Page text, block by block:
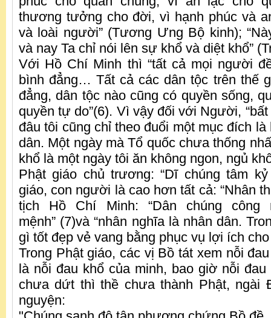
thương tưởng cho đời, vì hạnh phúc và
và loài người” (Tương Ưng Bộ kinh);
và nay Ta chỉ nói lên sự khổ và diệt khổ”
Với Hồ Chí Minh thì “tất cả mọi người
bình đẳng… Tất cả các dân tộc trên thế
đẳng, dân tộc nào cũng có quyền sống,
quyền tự do”(6). Vì vậy đối với Người,
đâu tôi cũng chỉ theo đuổi một mục đích
dân. Một ngày mà Tổ quốc chưa thống
khổ là một ngày tôi ăn không ngon, ngủ
Phật giáo chủ trương: “Dĩ chúng tâm
giáo, con người là cao hơn tất cả: “Nhân
tịch Hồ Chí Minh: “Dân chúng công
mệnh” (7)và “nhân nghĩa là nhân dân.
gì tốt đẹp vẻ vang bằng phục vụ lợi ích cho
Trong Phật giáo, các vị Bồ tát xem nỗi
là nỗi đau khổ của minh, bao giờ nỗi
chưa dứt thì thề chưa thành Phật, ngài
nguyện: